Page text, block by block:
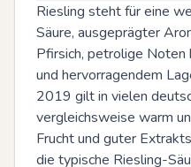
Riesling steht für eine
Säure, ausgeprägter
Pfirsich, petrolige Noten
und hervorragendem
2019 gilt in vielen
vergleichsweise warm
Frucht und guter
die typische Riesling-